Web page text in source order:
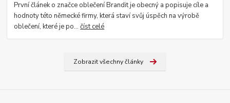
První článek o značce oblečení Brandit je obecný a popisuje cíle a
hodnoty této německé firmy, která staví svůj úspěch na výrobě
oblečení, které je po...číst celé
Zobrazit všechny články